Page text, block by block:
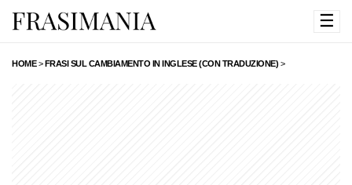
☰
HOME>FRASI SUL CAMBIAMENTO IN INGLESE (CON TRADUZIONE) >